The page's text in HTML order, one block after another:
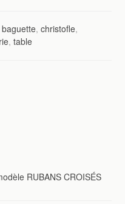
baguette,christofle,
,table
RUBANS CROISÉS